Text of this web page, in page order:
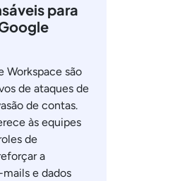
para
Workspace são
de ataques de
de contas.
às equipes
de
a
e dados